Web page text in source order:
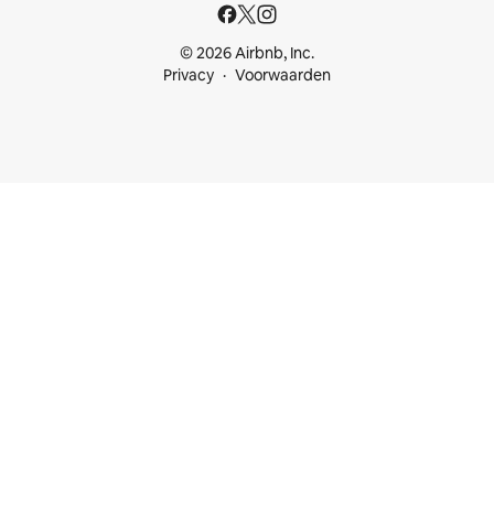
© 2026 Airbnb, Inc.
Privacy
Voorwaarden